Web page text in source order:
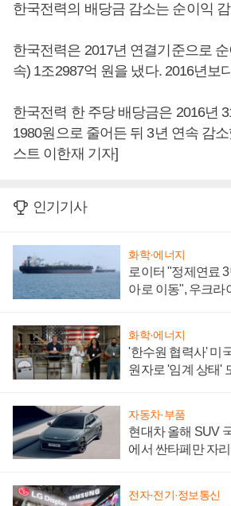
한국전력의 배당금 감소는 순이익
한국전력은 2017년 연결기준으로
속) 1조2987억 원을 냈다. 2016년보
한국전력 한 주당 배당금은 2016년
1980원으로 줄어든 뒤 3년 연속 감
스트 이한재 기자]
인기기사
화학·에너지
로이터 "정제연료
아로 이동", 우크라
화학·에너지
'한수원 협력사' 미
원자로 '임계 상태'
자동차·부품
현대차 올해 SUV
에서 싼타페만 자
전자·전기·정보통신